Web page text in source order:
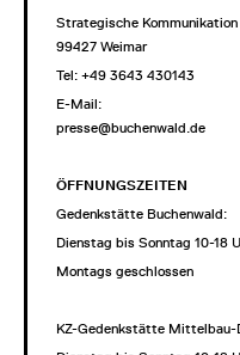
Strategische
99427 Weimar
Tel: +49 3643 430143
E-Mail:
presse@buchenwald.de
ÖFFNUNGSZEITEN
Gedenkstätte Buchenwald:
Dienstag bis Sonntag 10-18
Montags geschlossen
KZ-Gedenkstätte Mittelbau-